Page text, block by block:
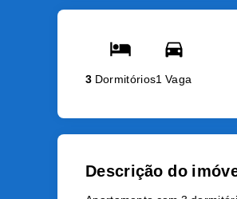
3 Dormitórios1 Vaga
Descrição do